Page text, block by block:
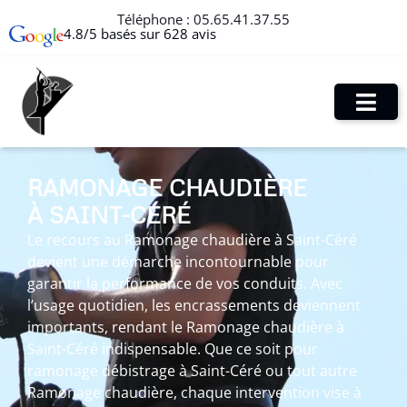
Téléphone : 05.65.41.37.55
4.8/5 basés sur 628 avis
RAMONAGE CHAUDIÈRE
À SAINT-CÉRÉ
Le recours au Ramonage chaudière à Saint-Céré
devient une démarche incontournable pour
garantir la performance de vos conduits. Avec
l’usage quotidien, les encrassements deviennent
importants, rendant le Ramonage chaudière à
Saint-Céré indispensable. Que ce soit pour
ramonage débistrage à Saint-Céré ou tout autre
Ramonage chaudière, chaque intervention vise à